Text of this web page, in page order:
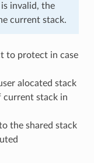
invalid, the
current stack.
to protect in case
alocated stack
current stack in
the shared stack